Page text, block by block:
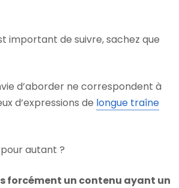
important de suivre, sachez que
d’aborder ne correspondent à
d’expressions de longue traîne
autant ?
forcément un contenu ayant un